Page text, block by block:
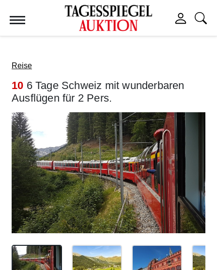
Reise
10 6 Tage Schweiz mit wunderbaren
Ausflügen für 2 Pers.